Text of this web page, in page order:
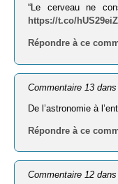
“Le cerveau ne
https://t.co/
Répondre à ce
Commentaire 13
De l’astronomie à
Répondre à ce
Commentaire 12